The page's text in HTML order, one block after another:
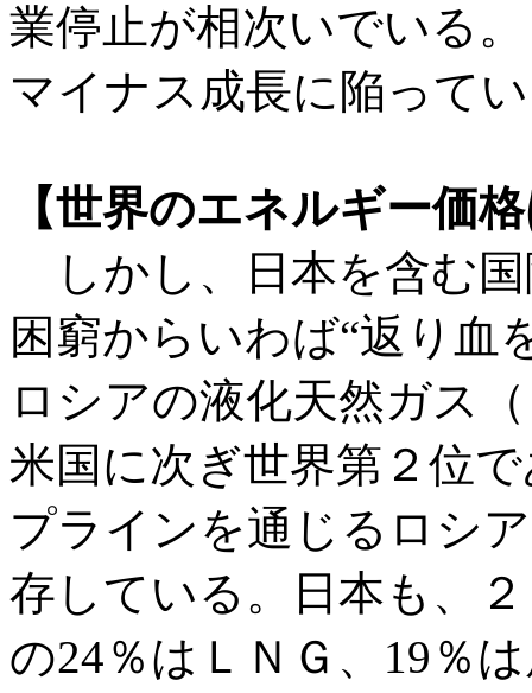
業停止が相次いでいる
マイナス成長に陥って
【世界のエネルギー価
しかし、日本を含む
困窮からいわば“返り血
ロシアの液化天然ガス
米国に次ぎ世界第２位
プラインを通じるロシ
存している。日本も、
の24％はＬＮＧ、19％